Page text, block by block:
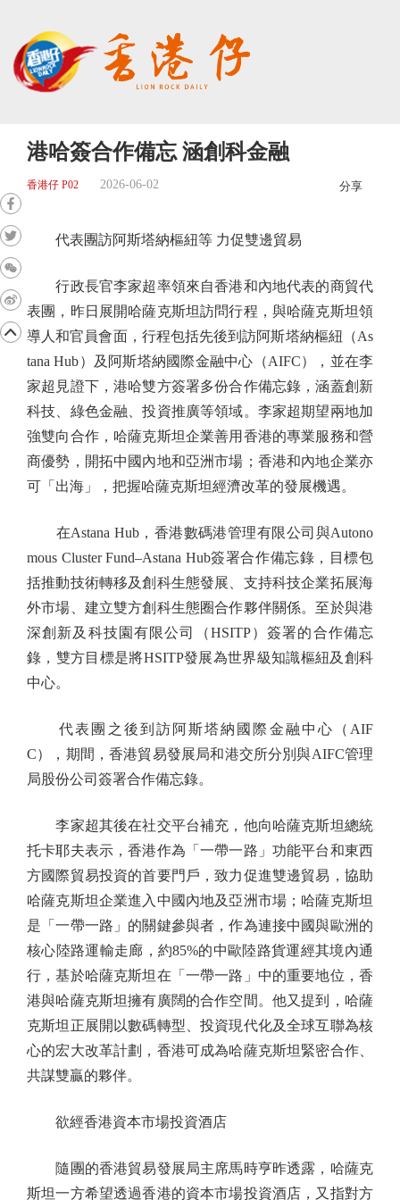
港哈簽合作備忘 涵創科金融
香港仔 P02 2026-06-02 分享
代表團訪阿斯塔納樞紐等 力促雙邊貿易
行政長官李家超率領來自香港和內地代表的商貿代
表團，昨日展開哈薩克斯坦訪問行程，與哈薩克斯坦領
導人和官員會面，行程包括先後到訪阿斯塔納樞紐（As
tana Hub）及阿斯塔納國際金融中心（AIFC），並在李
家超見證下，港哈雙方簽署多份合作備忘錄，涵蓋創新
科技、綠色金融、投資推廣等領域。李家超期望兩地加
強雙向合作，哈薩克斯坦企業善用香港的專業服務和營
商優勢，開拓中國內地和亞洲市場；香港和內地企業亦
可「出海」，把握哈薩克斯坦經濟改革的發展機遇。
在Astana Hub，香港數碼港管理有限公司與Autono
mous Cluster Fund–Astana Hub簽署合作備忘錄，目標包
括推動技術轉移及創科生態發展、支持科技企業拓展海
外市場、建立雙方創科生態圈合作夥伴關係。至於與港
深創新及科技園有限公司（HSITP）簽署的合作備忘
錄，雙方目標是將HSITP發展為世界級知識樞紐及創科
中心。
代表團之後到訪阿斯塔納國際金融中心（AIF
C），期間，香港貿易發展局和港交所分別與AIFC管理
局股份公司簽署合作備忘錄。
李家超其後在社交平台補充，他向哈薩克斯坦總統
托卡耶夫表示，香港作為「一帶一路」功能平台和東西
方國際貿易投資的首要門戶，致力促進雙邊貿易，協助
哈薩克斯坦企業進入中國內地及亞洲市場；哈薩克斯坦
是「一帶一路」的關鍵參與者，作為連接中國與歐洲的
核心陸路運輸走廊，約85%的中歐陸路貨運經其境內通
行，基於哈薩克斯坦在「一帶一路」中的重要地位，香
港與哈薩克斯坦擁有廣闊的合作空間。他又提到，哈薩
克斯坦正展開以數碼轉型、投資現代化及全球互聯為核
心的宏大改革計劃，香港可成為哈薩克斯坦緊密合作、
共謀雙贏的夥伴。
欲經香港資本市場投資酒店
隨團的香港貿易發展局主席馬時亨昨透露，哈薩克
斯坦一方希望透過香港的資本市場投資酒店，又指對方